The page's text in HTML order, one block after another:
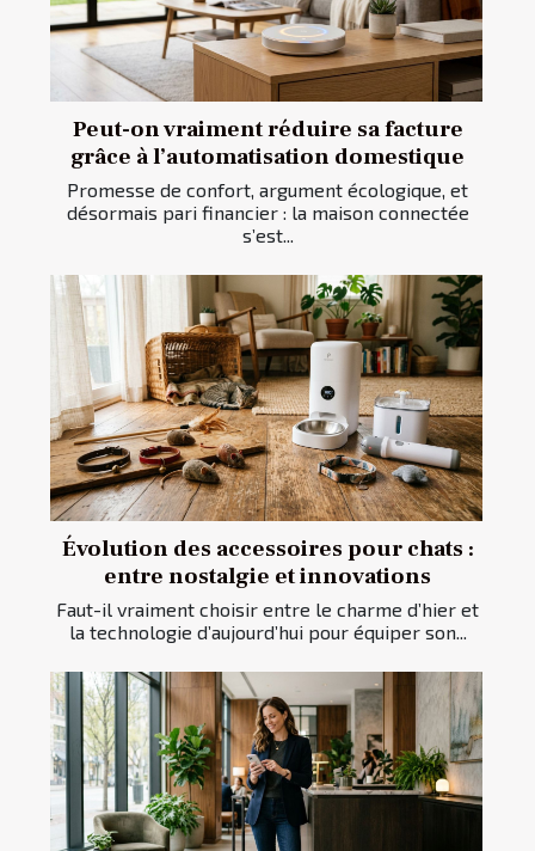
Peut-on vraiment réduire sa facture
grâce à l’automatisation domestique
Promesse de confort, argument écologique, et
désormais pari financier : la maison connectée
s’est...
Évolution des accessoires pour chats :
entre nostalgie et innovations
Faut-il vraiment choisir entre le charme d’hier et
la technologie d’aujourd’hui pour équiper son...